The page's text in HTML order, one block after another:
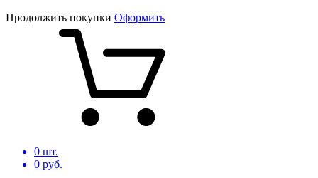
Продолжить покупки Оформить
0 шт.
0 руб.